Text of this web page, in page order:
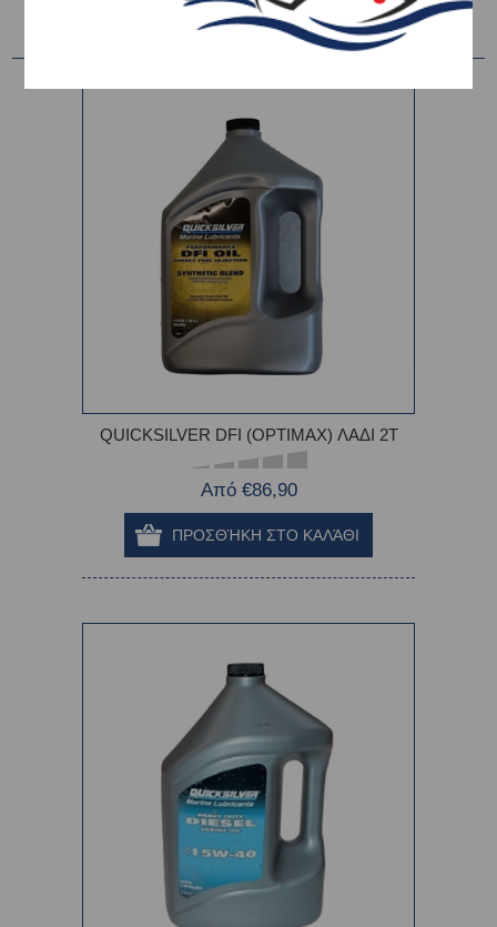
Ταξινόμηση ανά
QUICKSILVER DFI (OPTIMAX) ΛΑΔΙ 2Τ
Από €86,90